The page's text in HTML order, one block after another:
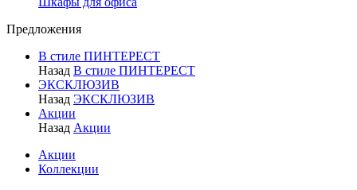
Предложения
В стиле ПИНТЕРЕСТ
Назад В стиле ПИНТЕРЕСТ
ЭКСКЛЮЗИВ
Назад ЭКСКЛЮЗИВ
Акции
Назад Акции
Акции
Коллекции